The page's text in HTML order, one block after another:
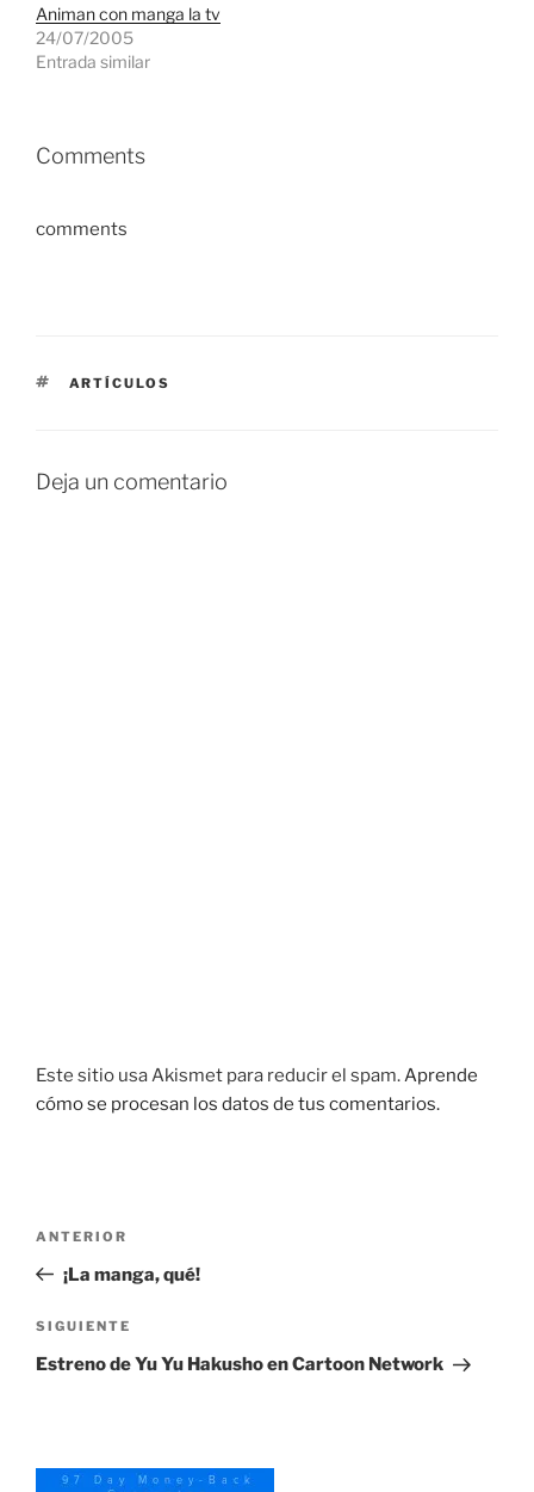
Animan con manga la tv
24/07/2005
Entrada similar
Comments
comments
ETIQUETAS
ARTÍCULOS
Deja un comentario
Este sitio usa Akismet para reducir el spam.Aprende
cómo se procesan los datos de tus comentarios.
entradas
Entrada
anterior:
ANTERIOR
¡La manga, qué!
Siguiente
entrada
SIGUIENTE
Estreno de Yu Yu Hakusho en Cartoon Network